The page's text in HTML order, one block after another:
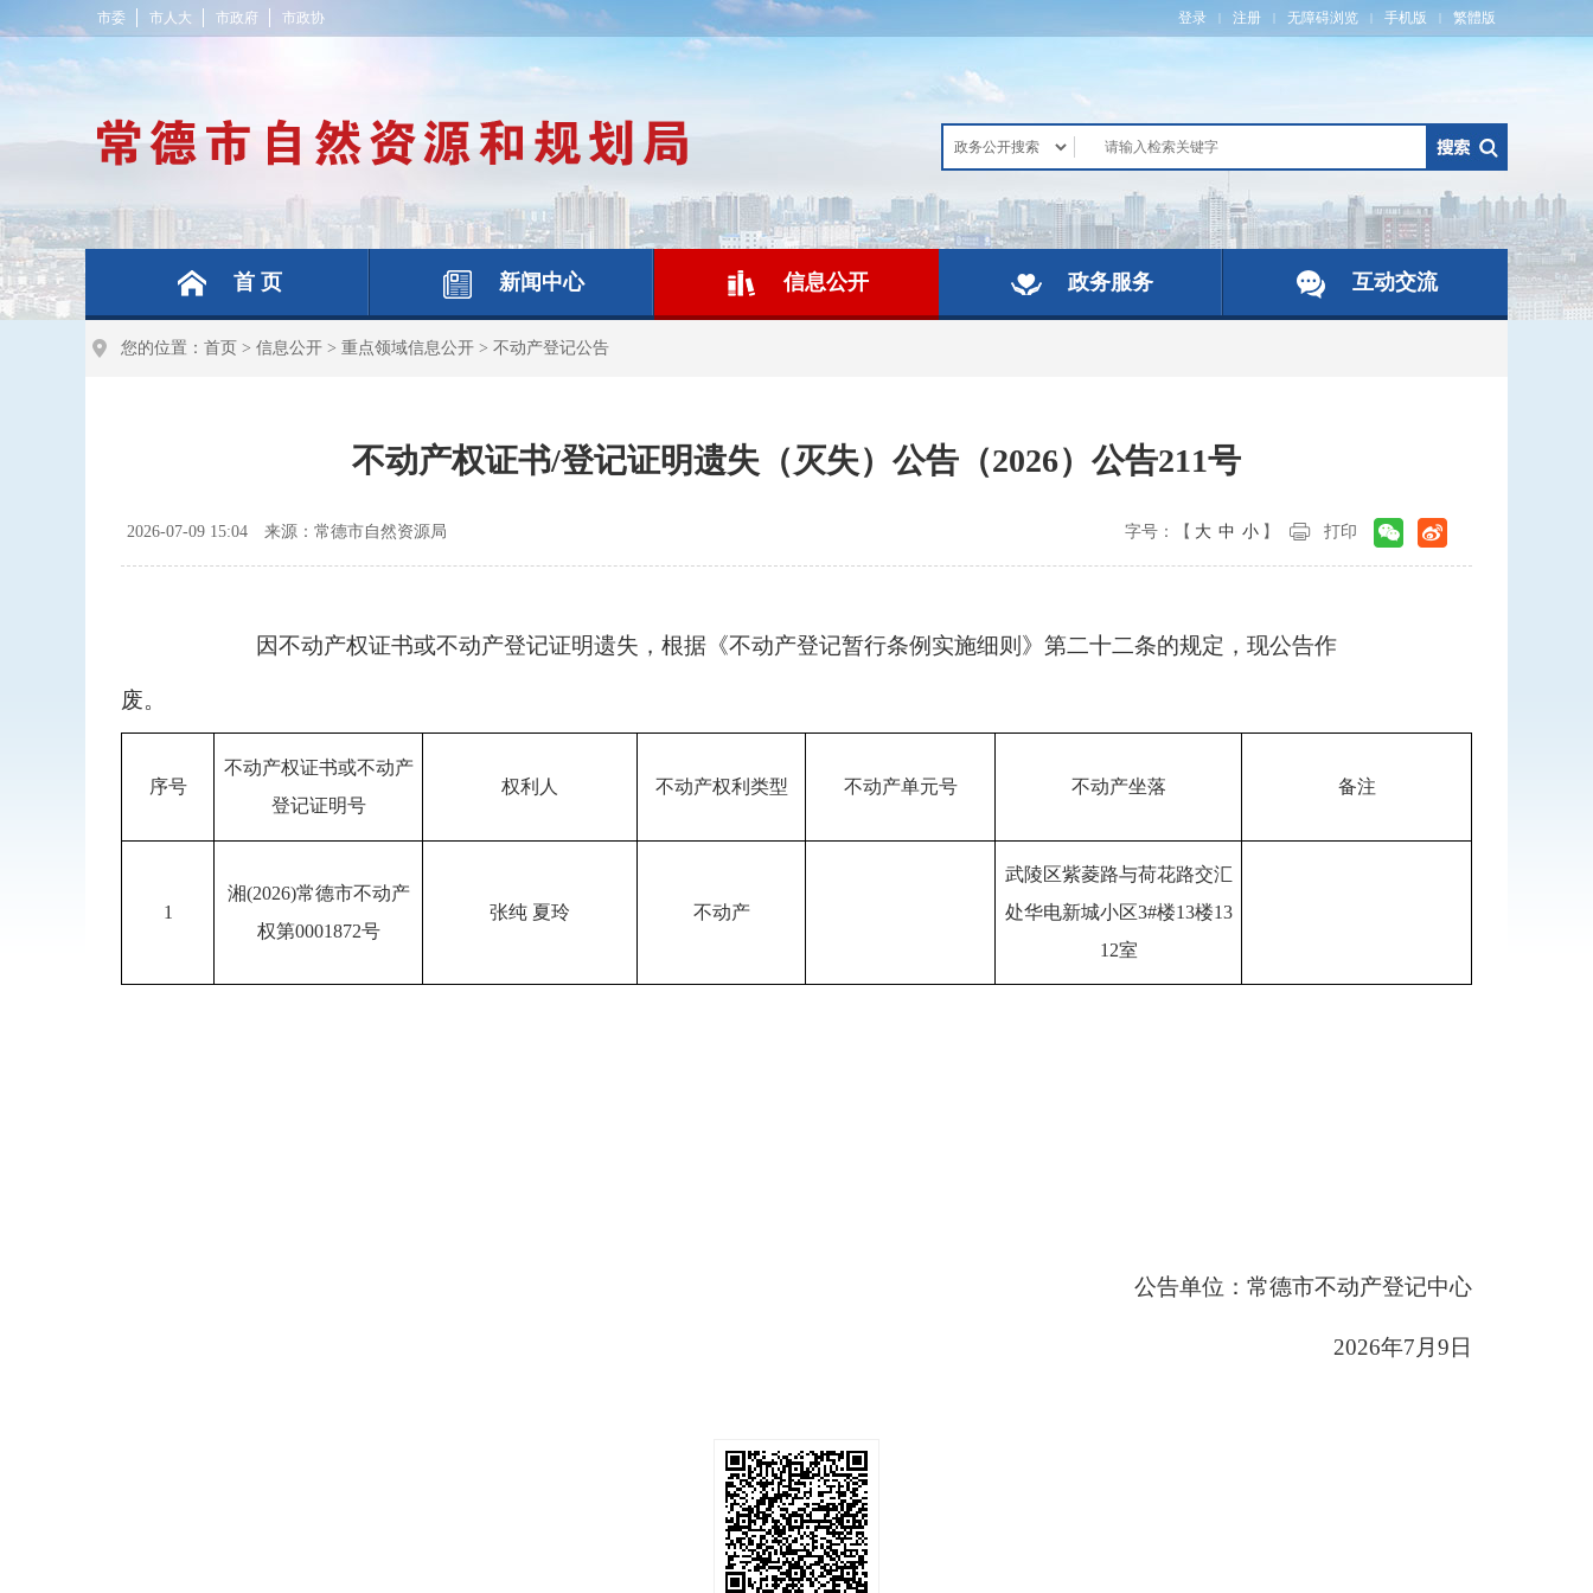
市委 市人大 市政府 市政协 登录 | 注册 | 无障碍浏览 | 手机版 | 繁體版
首 页 新闻中心 信息公开 政务服务 互动交流
您的位置： 首页 > 信息公开 > 重点领域信息公开 > 不动产登记公告
不动产权证书/登记证明遗失（灭失）公告（2026）公告211号
2026-07-09 15:04 来源：常德市自然资源局 字号：【 大 中 小 】 打印
因不动产权证书或不动产登记证明遗失，根据《不动产登记暂行条例实施细则》第二十二条的规定，现公告作
废。
序号
不动产权证书或不动产
登记证明号
权利人 不动产权利类型 不动产单元号 不动产坐落 备注
1
湘(2026)常德市不动产
权第0001872号
张纯 夏玲 不动产
武陵区紫菱路与荷花路交汇
处华电新城小区3#楼13楼13
12室
公告单位：常德市不动产登记中心
2026年7月9日